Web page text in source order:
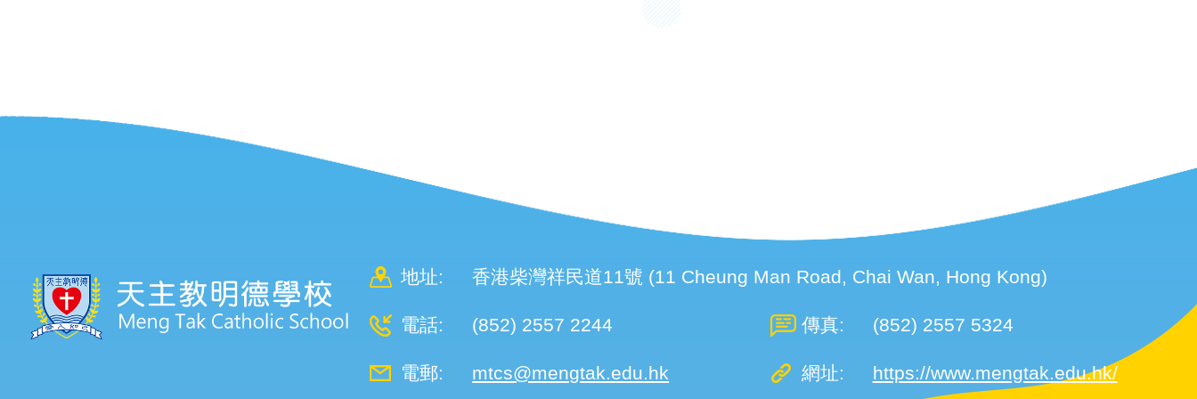
地址: 香港柴灣祥民道11號 (11 Cheung Man Road, Chai Wan, Hong Kong)
電話: (852) 2557 2244 傳真: (852) 2557 5324
電郵: mtcs@mengtak.edu.hk 網址: https://www.mengtak.edu.hk/